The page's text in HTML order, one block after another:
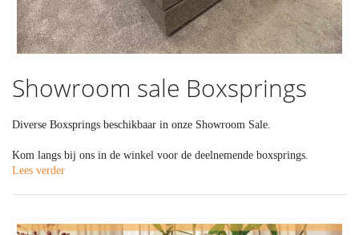
Showroom sale Boxsprings
Diverse Boxsprings beschikbaar in onze Showroom Sale.
Kom langs bij ons in de winkel voor de deelnemende boxsprings.
Lees verder